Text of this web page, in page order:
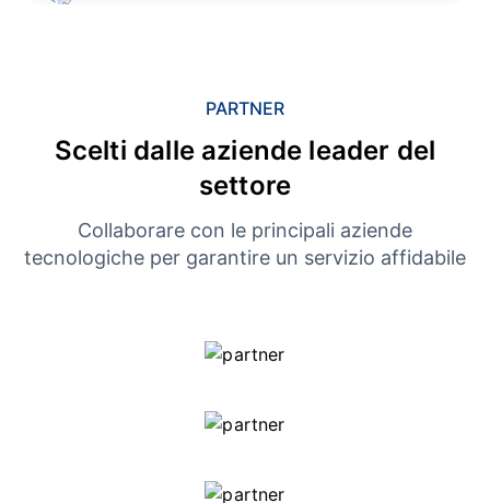
PARTNER
Scelti dalle aziende leader del
settore
Collaborare con le principali aziende
tecnologiche per garantire un servizio affidabile